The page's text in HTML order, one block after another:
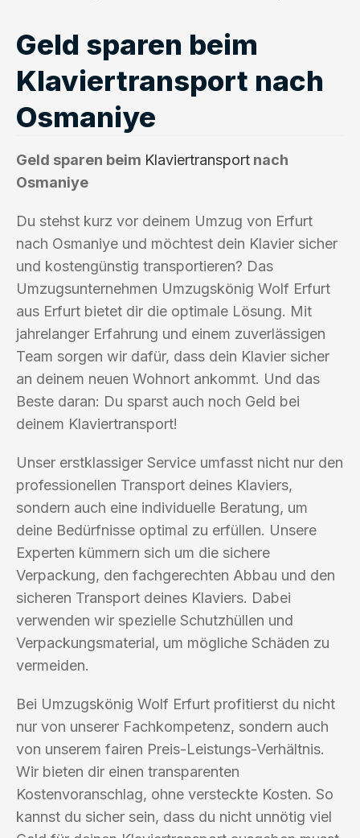
Geld sparen beim
Klaviertransport nach
Osmaniye
Geld sparen beim Klaviertransport nach
Osmaniye
Du stehst kurz vor deinem Umzug von Erfurt
nach Osmaniye und möchtest dein Klavier sicher
und kostengünstig transportieren? Das
Umzugsunternehmen Umzugskönig Wolf Erfurt
aus Erfurt bietet dir die optimale Lösung. Mit
jahrelanger Erfahrung und einem zuverlässigen
Team sorgen wir dafür, dass dein Klavier sicher
an deinem neuen Wohnort ankommt. Und das
Beste daran: Du sparst auch noch Geld bei
deinem Klaviertransport!
Unser erstklassiger Service umfasst nicht nur den
professionellen Transport deines Klaviers,
sondern auch eine individuelle Beratung, um
deine Bedürfnisse optimal zu erfüllen. Unsere
Experten kümmern sich um die sichere
Verpackung, den fachgerechten Abbau und den
sicheren Transport deines Klaviers. Dabei
verwenden wir spezielle Schutzhüllen und
Verpackungsmaterial, um mögliche Schäden zu
vermeiden.
Bei Umzugskönig Wolf Erfurt profitierst du nicht
nur von unserer Fachkompetenz, sondern auch
von unserem fairen Preis-Leistungs-Verhältnis.
Wir bieten dir einen transparenten
Kostenvoranschlag, ohne versteckte Kosten. So
kannst du sicher sein, dass du nicht unnötig viel